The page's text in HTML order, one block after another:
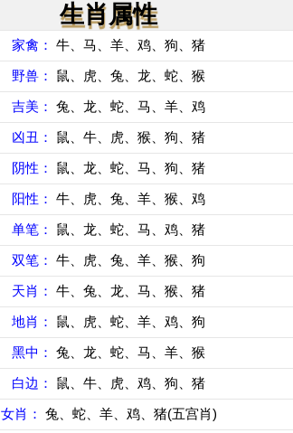
生肖属性
家禽： 牛、马、羊、鸡、狗、猪
野兽： 鼠、虎、兔、龙、蛇、猴
吉美： 兔、龙、蛇、马、羊、鸡
凶丑： 鼠、牛、虎、猴、狗、猪
阴性： 鼠、龙、蛇、马、狗、猪
阳性： 牛、虎、兔、羊、猴、鸡
单笔： 鼠、龙、蛇、马、鸡、猪
双笔： 牛、虎、兔、羊、猴、狗
天肖： 牛、兔、龙、马、猴、猪
地肖： 鼠、虎、蛇、羊、鸡、狗
黑中： 兔、龙、蛇、马、羊、猴
白边： 鼠、牛、虎、鸡、狗、猪
女肖： 兔、蛇、羊、鸡、猪(五宫肖)